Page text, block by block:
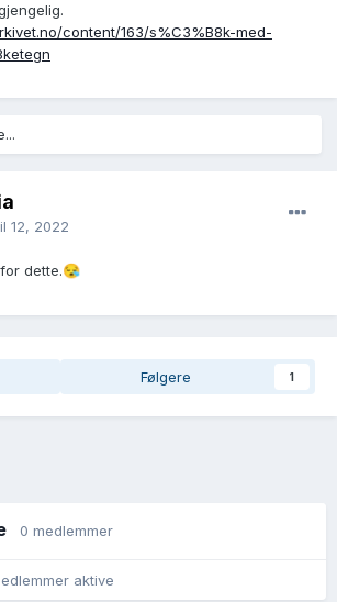
content/163/s%C3%B8k-med-
12, 2022
dette.😪
Følgere 1
0 medlemmer
aktive